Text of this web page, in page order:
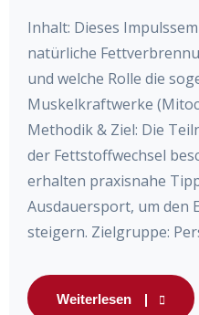
Inhalt: Dieses
natürliche
und welche Rolle die
Muskelkraftwerke
Methodik & Ziel: Die
der Fettstoffwechsel
erhalten praxisnahe
Ausdauersport, um den
steigern. Zielgruppe:
Weiterlesen